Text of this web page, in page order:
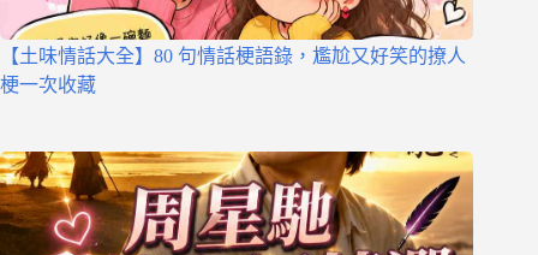
【土味情話大全】80 句情話梗語錄，尷尬又好笑的撩人
梗一次收藏